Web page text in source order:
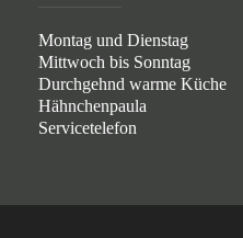
Montag und Dienstag
Mittwoch bis Sonntag
Durchgehnd warme Küche
Hähnchenpaula
Servicetelefon